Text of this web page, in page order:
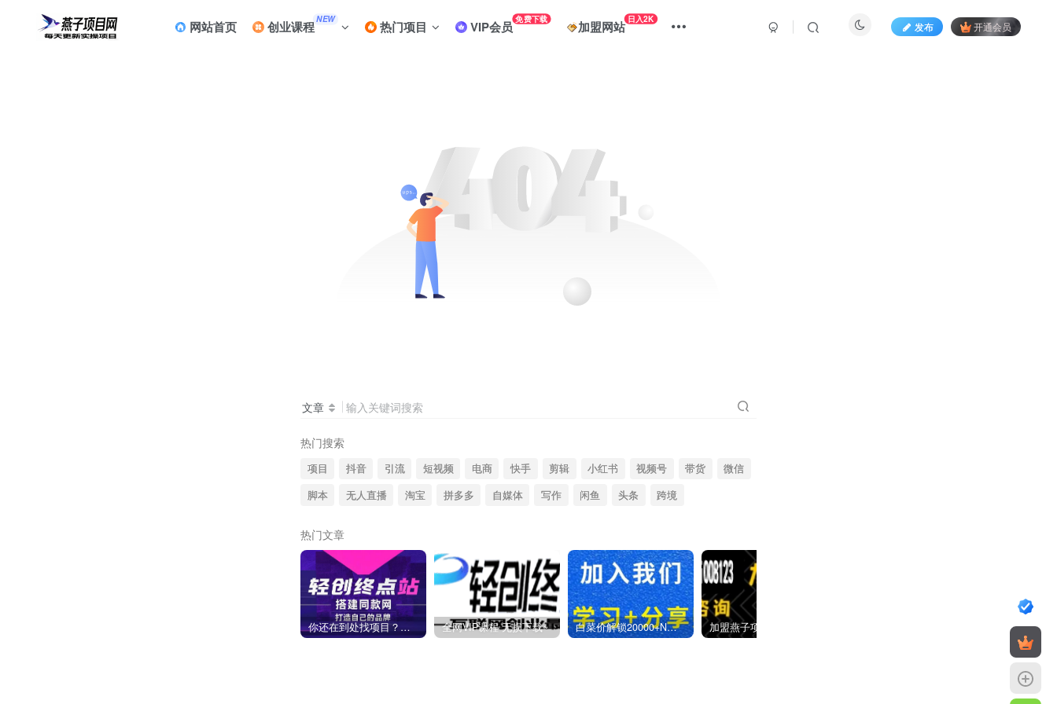
网站首页 创业课程NEW 热门项目 VIP会员 免费下载 加盟网站 日入2K
发布 开通会员
文章 输入关键词搜索
热门搜索
项目 抖音 引流 短视频 电商 快手 剪辑 小红书 视频号 带货
微信
脚本
无人直播 淘宝 拼多多 自媒体 写作 闲鱼 头条 跨境
热门文章
你还在到处找项目？还在当韭菜？我靠卖项目一个月收入5万+，曾经我也是个失败者。 全网VIP课程 无损下载~ 白菜价解锁20000+N个赚钱机会，加入燕子项目网会员，全站资源免费学习。